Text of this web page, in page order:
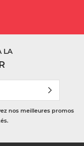
LA
nos meilleures promos